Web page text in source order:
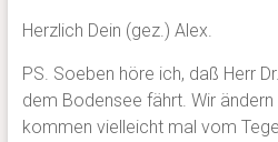
Herzlich Dein (gez.) Alex.
PS. Soeben höre ich, daß Herr Dr.
dem Bodensee fährt. Wir ändern
kommen vielleicht mal vom